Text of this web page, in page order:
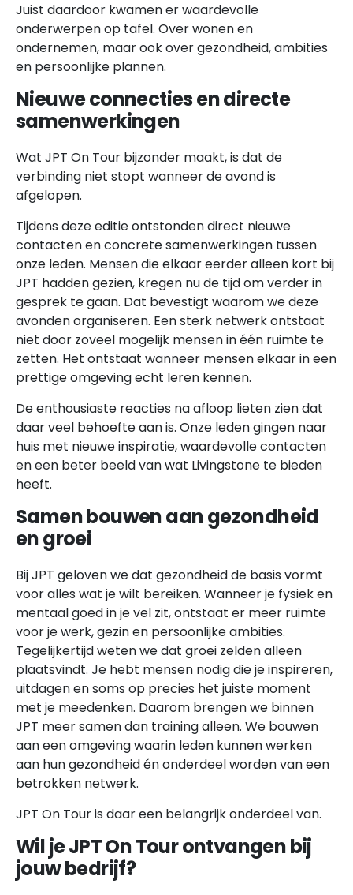
Juist daardoor kwamen er waardevolle
onderwerpen op tafel. Over wonen en
ondernemen, maar ook over gezondheid, ambities
en persoonlijke plannen.
Nieuwe connecties en directe
samenwerkingen
Wat JPT On Tour bijzonder maakt, is dat de
verbinding niet stopt wanneer de avond is
afgelopen.
Tijdens deze editie ontstonden direct nieuwe
contacten en concrete samenwerkingen tussen
onze leden. Mensen die elkaar eerder alleen kort bij
JPT hadden gezien, kregen nu de tijd om verder in
gesprek te gaan. Dat bevestigt waarom we deze
avonden organiseren. Een sterk netwerk ontstaat
niet door zoveel mogelijk mensen in één ruimte te
zetten. Het ontstaat wanneer mensen elkaar in een
prettige omgeving echt leren kennen.
De enthousiaste reacties na afloop lieten zien dat
daar veel behoefte aan is. Onze leden gingen naar
huis met nieuwe inspiratie, waardevolle contacten
en een beter beeld van wat Livingstone te bieden
heeft.
Samen bouwen aan gezondheid
en groei
Bij JPT geloven we dat gezondheid de basis vormt
voor alles wat je wilt bereiken. Wanneer je fysiek en
mentaal goed in je vel zit, ontstaat er meer ruimte
voor je werk, gezin en persoonlijke ambities.
Tegelijkertijd weten we dat groei zelden alleen
plaatsvindt. Je hebt mensen nodig die je inspireren,
uitdagen en soms op precies het juiste moment
met je meedenken. Daarom brengen we binnen
JPT meer samen dan training alleen. We bouwen
aan een omgeving waarin leden kunnen werken
aan hun gezondheid én onderdeel worden van een
betrokken netwerk.
JPT On Tour is daar een belangrijk onderdeel van.
Wil je JPT On Tour ontvangen bij
jouw bedrijf?